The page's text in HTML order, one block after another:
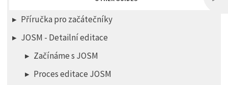
Příručka pro začátečníky
JOSM - Detailní editace
Začínáme s JOSM
Proces editace JOSM